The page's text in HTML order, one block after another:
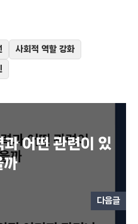
사회적 역할 강화
어떤 관련이 있
까
다음글